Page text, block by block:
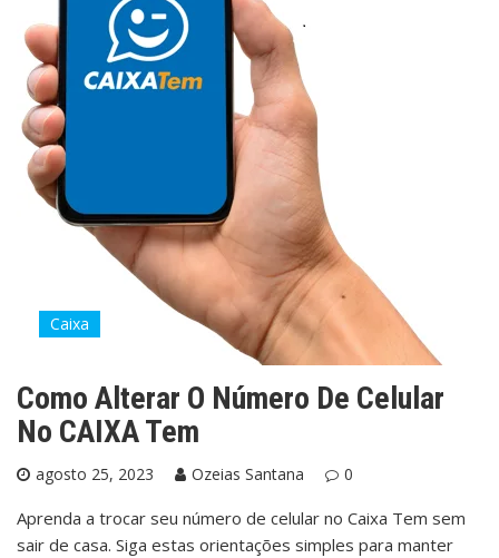
Caixa
Como Alterar O Número De Celular
No CAIXA Tem
agosto 25, 2023 Ozeias Santana 0
Aprenda a trocar seu número de celular no Caixa Tem sem
sair de casa. Siga estas orientações simples para manter